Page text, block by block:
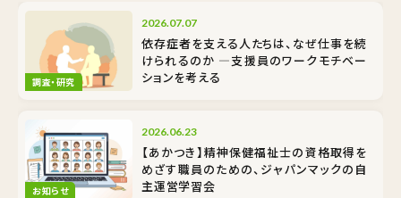
調査・研究
2026.07.07
依存症者を支える人たちは、なぜ仕事を続
けられるのか ―支援員のワークモチベー
ションを考える
お知らせ
2026.06.23
【あかつき】精神保健福祉士の資格取得を
めざす職員のための、ジャパンマックの自
主運営学習会